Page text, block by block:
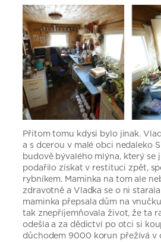
Přitom tomu kdysi bylo jinak.
a s dcerou v malé obci nedaleko
budově bývalého mlýna, který se
podařilo získat v restituci zpět,
rybníkem. Maminka na tom ale
zdravotně a Vlaďka se o ni
maminka přepsala dům na
tak znepříjemňovala život, že ta
odešla a za dědictví po otci si
důchodem 9000 korun přežívá v